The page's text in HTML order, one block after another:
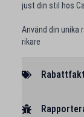
just din stil hos
Använd din unika
rikare